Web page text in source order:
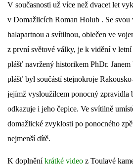
V současnosti už více než dvacet let
v Domažlicích Roman Holub . Se svou
halapartnou a svítilnou, oblečen ve
z první světové války, je k vidění v letní
plášť navržený historikem PhDr.
plášť byl součástí stejnokroje
jejímž vysloužilcem ponocný zpravidla
odkazuje i jeho čepice. Ve svítilně
domažlické zvyklosti po ponocného
nejmenší dítě.
K doplněníkrátké video z Toulavé